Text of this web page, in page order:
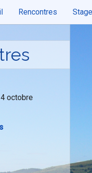
Rencontres
octobre